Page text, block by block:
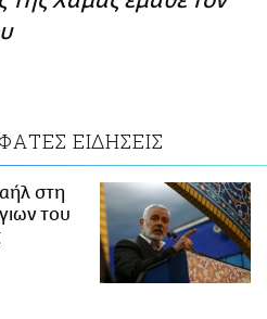
ΕΙΔΗΣΕΙΣ
στη
του